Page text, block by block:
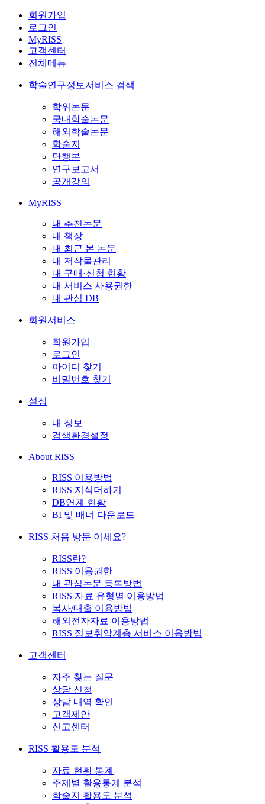
회원가입
로그인
MyRISS
고객센터
전체메뉴
학술연구정보서비스 검색
학위논문
국내학술논문
해외학술논문
학술지
단행본
연구보고서
공개강의
MyRISS
내 추천논문
내 책장
내 최근 본 논문
내 저작물관리
내 구매·신청 현황
내 서비스 사용권한
내 관심 DB
회원서비스
회원가입
로그인
아이디 찾기
비밀번호 찾기
설정
내 정보
검색환경설정
About RISS
RISS 이용방법
RISS 지식더하기
DB연계 현황
BI 및 배너 다운로드
RISS 처음 방문 이세요?
RISS란?
RISS 이용권한
내 관심논문 등록방법
RISS 자료 유형별 이용방법
복사/대출 이용방법
해외전자자료 이용방법
RISS 정보취약계층 서비스 이용방법
고객센터
자주 찾는 질문
상담 신청
상담 내역 확인
고객제안
신고센터
RISS 활용도 분석
자료 현황 통계
주제별 활용통계 분석
학술지 활용도 분석